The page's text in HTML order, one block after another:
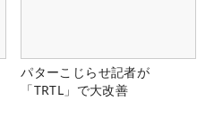
パターこじらせ記者が
「TRTL」で大改善